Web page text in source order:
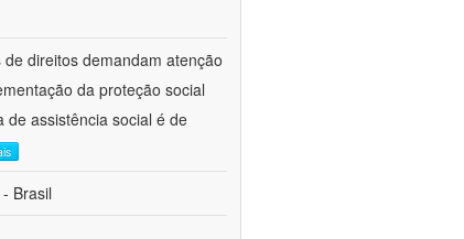
direitos demandam atenção
da proteção social
assistência social é de
Brasil